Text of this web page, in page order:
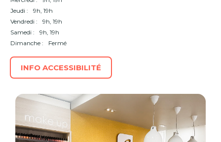
Jeudi :
9h, 19h
Vendredi :
9h, 19h
Samedi :
9h, 19h
Dimanche :
Fermé
INFO ACCESSIBILITÉ